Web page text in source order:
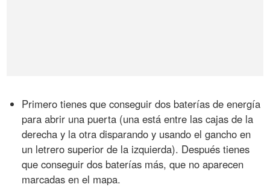
Primero tienes que conseguir dos baterías de energía
para abrir una puerta (una está entre las cajas de la
derecha y la otra disparando y usando el gancho en
un letrero superior de la izquierda). Después tienes
que conseguir dos baterías más, que no aparecen
marcadas en el mapa.